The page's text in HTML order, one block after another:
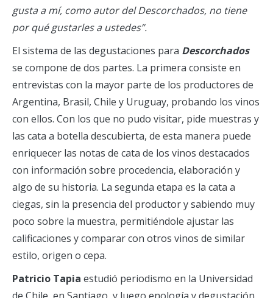
gusta a mí, como autor del Descorchados, no tiene
por qué gustarles a ustedes”.
El sistema de las degustaciones para Descorchados
se compone de dos partes. La primera consiste en
entrevistas con la mayor parte de los productores de
Argentina, Brasil, Chile y Uruguay, probando los vinos
con ellos. Con los que no pudo visitar, pide muestras y
las cata a botella descubierta, de esta manera puede
enriquecer las notas de cata de los vinos destacados
con información sobre procedencia, elaboración y
algo de su historia. La segunda etapa es la cata a
ciegas, sin la presencia del productor y sabiendo muy
poco sobre la muestra, permitiéndole ajustar las
calificaciones y comparar con otros vinos de similar
estilo, origen o cepa.
Patricio Tapia estudió periodismo en la Universidad